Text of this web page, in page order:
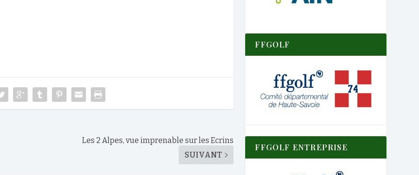
Les 2 Alpes, vue imprenable sur les Ecrins
SUIVANT
FFGOLF
FFGOLF ENTREPRISE